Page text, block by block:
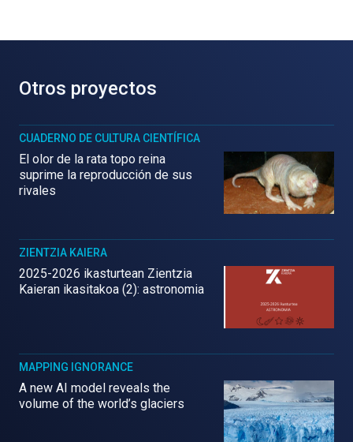
Otros proyectos
CUADERNO DE CULTURA CIENTÍFICA
El olor de la rata topo reina
suprime la reproducción de sus
rivales
ZIENTZIA KAIERA
2025-2026 ikasturtean Zientzia
Kaieran ikasitakoa (2): astronomia
MAPPING IGNORANCE
A new AI model reveals the
volume of the world’s glaciers